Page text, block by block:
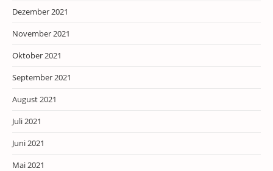
Dezember 2021
November 2021
Oktober 2021
September 2021
August 2021
Juli 2021
Juni 2021
Mai 2021